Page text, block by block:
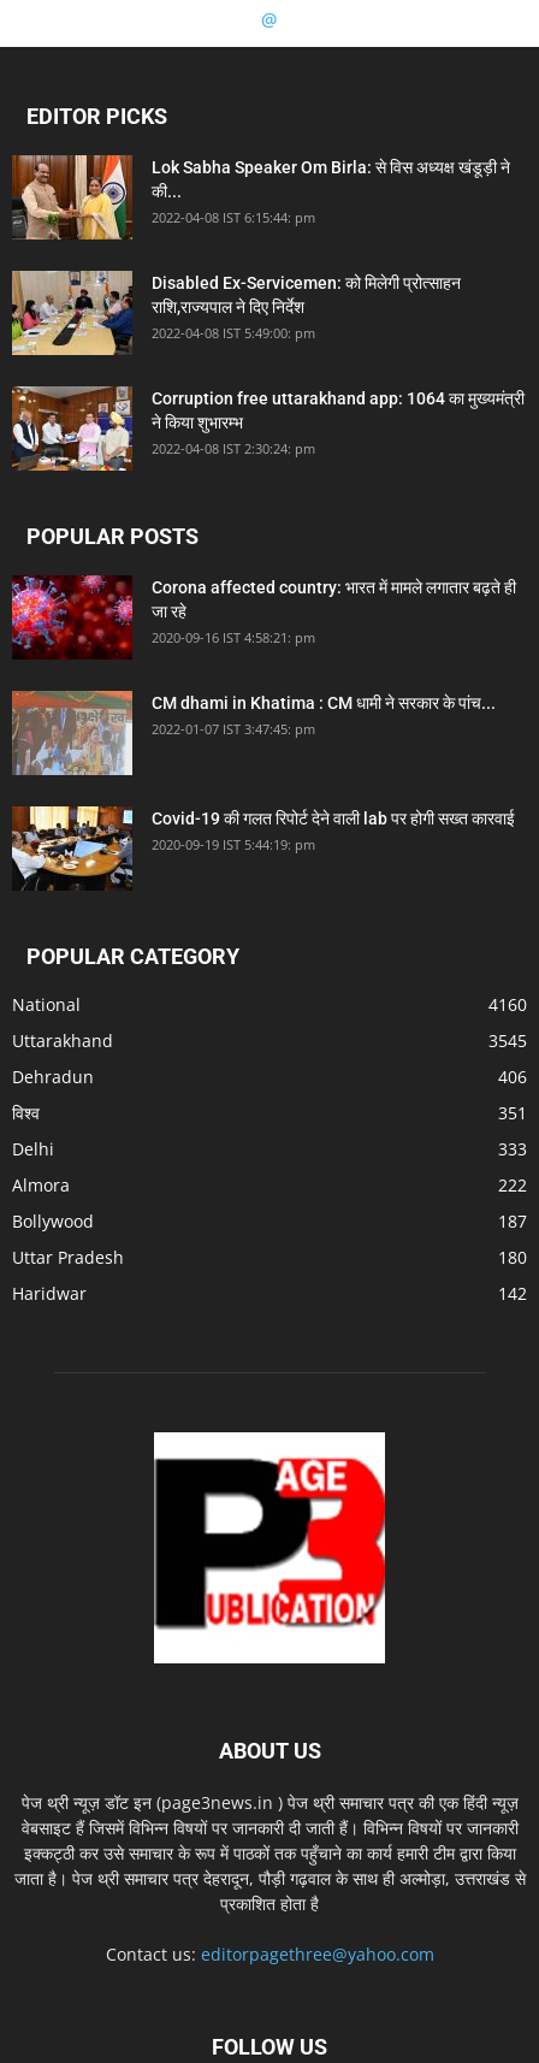
@
EDITOR PICKS
Lok Sabha Speaker Om Birla: से विस अध्यक्ष खंडूड़ी ने
की...
2022-04-08 IST 6:15:44: pm
Disabled Ex-Servicemen: को मिलेगी प्रोत्साहन
राशि,राज्यपाल ने दिए निर्देश
2022-04-08 IST 5:49:00: pm
Corruption free uttarakhand app: 1064 का मुख्यमंत्री
ने किया शुभारम्भ
2022-04-08 IST 2:30:24: pm
POPULAR POSTS
Corona affected country: भारत में मामले लगातार बढ़ते ही
जा रहे
2020-09-16 IST 4:58:21: pm
CM dhami in Khatima : CM धामी ने सरकार के पांच...
2022-01-07 IST 3:47:45: pm
Covid-19 की गलत रिपोर्ट देने वाली lab पर होगी सख्त कारवाई
2020-09-19 IST 5:44:19: pm
POPULAR CATEGORY
National
4160
Uttarakhand
3545
Dehradun
406
विश्व
351
Delhi
333
Almora
222
Bollywood
187
Uttar Pradesh
180
Haridwar
142
ABOUT US
पेज थ्री न्यूज़ डॉट इन (page3news.in ) पेज थ्री समाचार पत्र की एक हिंदी न्यूज़
वेबसाइट हैं जिसमें विभिन्न विषयों पर जानकारी दी जाती हैं। विभिन्न विषयों पर जानकारी
इक्कट्ठी कर उसे समाचार के रूप में पाठकों तक पहुँचाने का कार्य हमारी टीम द्वारा किया
जाता है। पेज थ्री समाचार पत्र देहरादून, पौड़ी गढ़वाल के साथ ही अल्मोड़ा, उत्तराखंड से
प्रकाशित होता है
Contact us: editorpagethree@yahoo.com
FOLLOW US